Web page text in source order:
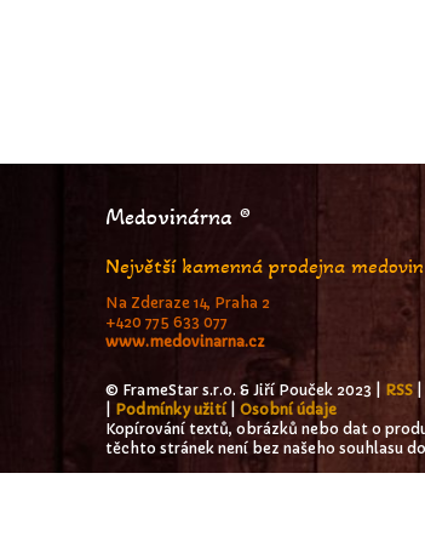
Medovinárna ®
Největší kamenná prodejna
Na Zderaze 14, Praha 2
+420 775 633 077
www.medovinarna.cz
© FrameStar s.r.o. & Jiří Pouček 2023 | RSS
Podmínky užití| Osobní údaje
Kopírování textů, obrázků nebo dat o
těchto stránek není bez našeho souhlasu